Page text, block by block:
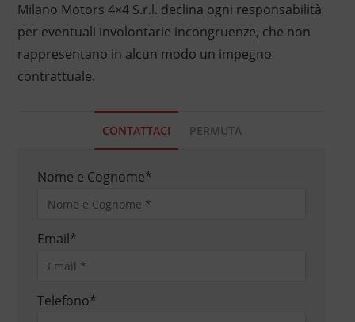
Milano Motors 4×4 S.r.l. declina ogni responsabilità
per eventuali involontarie incongruenze, che non
rappresentano in alcun modo un impegno
contrattuale.
CONTATTACI PERMUTA
Nome e Cognome*
Email*
Telefono*